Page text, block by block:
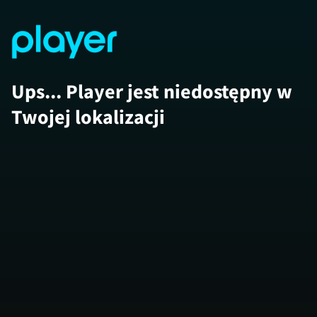
Ups... Player jest niedostępny w
Twojej lokalizacji